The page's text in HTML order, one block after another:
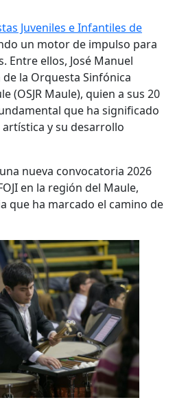
Juveniles e Infantiles de
un motor de impulso para
Entre ellos, José Manuel
la Orquesta Sinfónica
(OSJR Maule), quien a sus 20
que ha significado
y su desarrollo
nueva convocatoria 2026
en la región del Maule,
que ha marcado el camino de